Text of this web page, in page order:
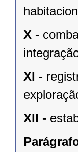
X -
XI -
XII -